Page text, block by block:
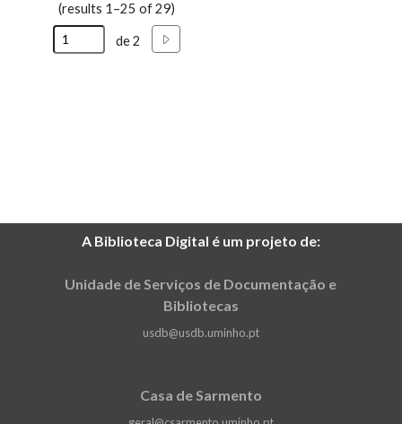
Científico da UMinho 2024 na Sessão
Solene Comemorativa dos 50 Anos da
Universidade do Minho no dia 17 de
(results 1–25 of 29)
de 2
A Biblioteca Digital é um projeto de:
Unidade de Serviços de Documentação e
Bibliotecas
usdb@usdb.uminho.pt
Casa de Sarmento